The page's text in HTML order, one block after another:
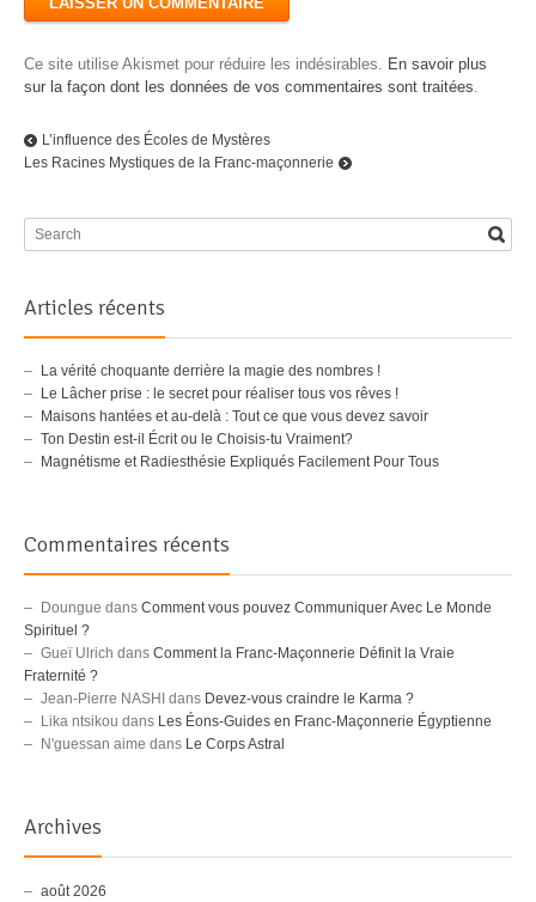
Ce site utilise Akismet pour réduire les indésirables. En savoir plus
sur la façon dont les données de vos commentaires sont traitées.
L’influence des Écoles de Mystères
Les Racines Mystiques de la Franc-maçonnerie
Articles récents
La vérité choquante derrière la magie des nombres !
Le Lâcher prise : le secret pour réaliser tous vos rêves !
Maisons hantées et au-delà : Tout ce que vous devez savoir
Ton Destin est-il Écrit ou le Choisis-tu Vraiment?
Magnétisme et Radiesthésie Expliqués Facilement Pour Tous
Commentaires récents
Doungue dans Comment vous pouvez Communiquer Avec Le Monde
Spirituel ?
Gueï Ulrich dans Comment la Franc-Maçonnerie Définit la Vraie
Fraternité ?
Jean-Pierre NASHI dans Devez-vous craindre le Karma ?
Lika ntsikou dans Les Éons-Guides en Franc-Maçonnerie Égyptienne
N'guessan aime dans Le Corps Astral
Archives
août 2026